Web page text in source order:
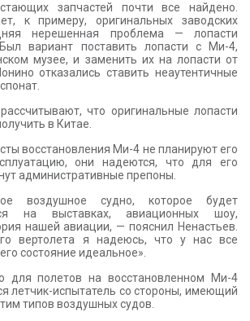
запчастей почти все найдено.
к примеру, оригинальных заводских
нерешенная проблема — лопасти
вариант поставить лопасти с Ми-4,
музее, и заменить их на лопасти от
отказались ставить неаутентичные
что оригинальные лопасти
в Китае.
восстановления Ми-4 не планируют его
они надеются, что для его
административные препоны.
воздушное судно, которое будет
на выставках, авиационных шоу,
нашей авиации, — пояснил Ненастьев.
вертолета я надеюсь, что у нас все
состояние идеальное».
для полетов на восстановленном Ми-4
летчик-испытатель со стороны, имеющий
типов воздушных судов.